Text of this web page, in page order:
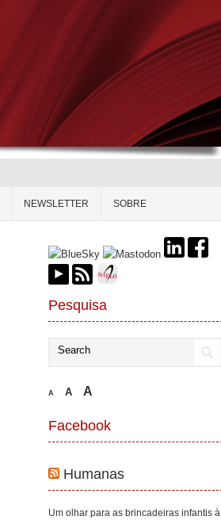
NEWSLETTER SOBRE
Pesquisa
A A A
Facebook
Humanas
Um olhar para as brincadeiras infantis à